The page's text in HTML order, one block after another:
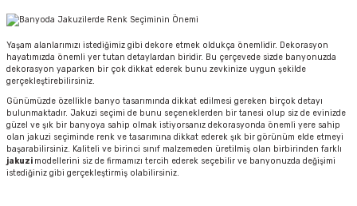
Yaşam alanlarımızı istediğimiz gibi dekore etmek oldukça önemlidir. Dekorasyon
hayatımızda önemli yer tutan detaylardan biridir. Bu çerçevede sizde banyonuzda
dekorasyon yaparken bir çok dikkat ederek bunu zevkinize uygun şekilde
gerçekleştirebilirsiniz.
Günümüzde özellikle banyo tasarımında dikkat edilmesi gereken birçok detayı
bulunmaktadır. Jakuzi seçimi de bunu seçeneklerden bir tanesi olup siz de evinizde
güzel ve şık bir banyoya sahip olmak istiyorsanız dekorasyonda önemli yere sahip
olan jakuzi seçiminde renk ve tasarımına dikkat ederek şık bir görünüm elde etmeyi
başarabilirsiniz. Kaliteli ve birinci sınıf malzemeden üretilmiş olan birbirinden farklı
jakuzi modellerini siz de firmamızı tercih ederek seçebilir ve banyonuzda değişimi
istediğiniz gibi gerçekleştirmiş olabilirsiniz.